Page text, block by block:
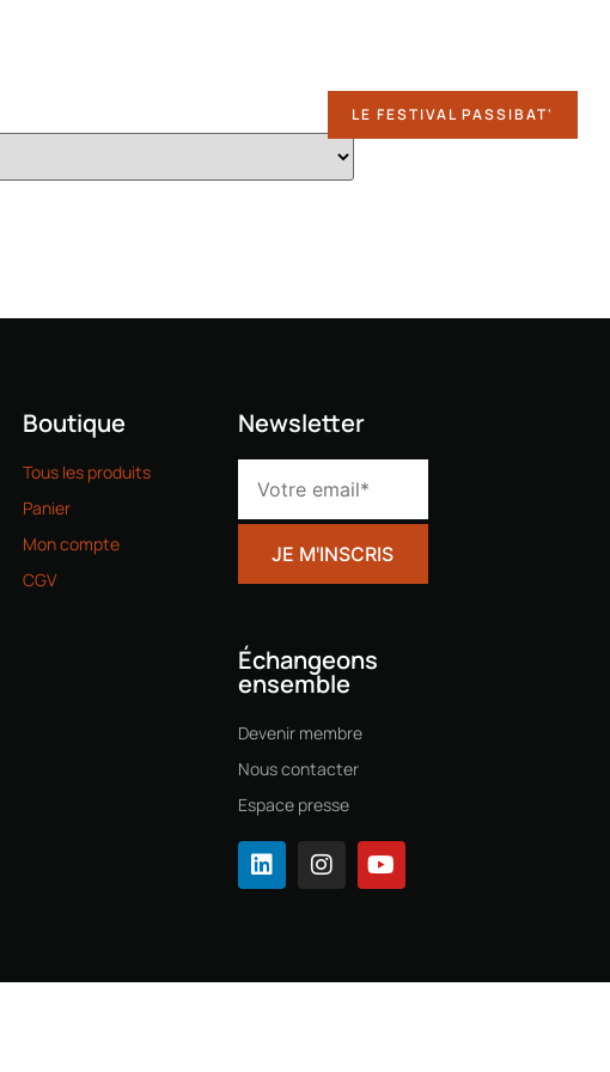
LE FESTIVAL PASSIBAT'
Boutique
Tous les produits
Panier
Mon compte
CGV
Newsletter
Échangeons
ensemble
Devenir membre
Nous contacter
Espace presse